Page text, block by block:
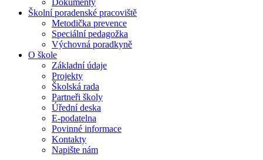
Dokumenty
Školní poradenské pracoviště
Metodička prevence
Speciální pedagožka
Výchovná poradkyně
O škole
Základní údaje
Projekty
Školská rada
Partneři školy
Úřední deska
E-podatelna
Povinné informace
Kontakty
Napište nám